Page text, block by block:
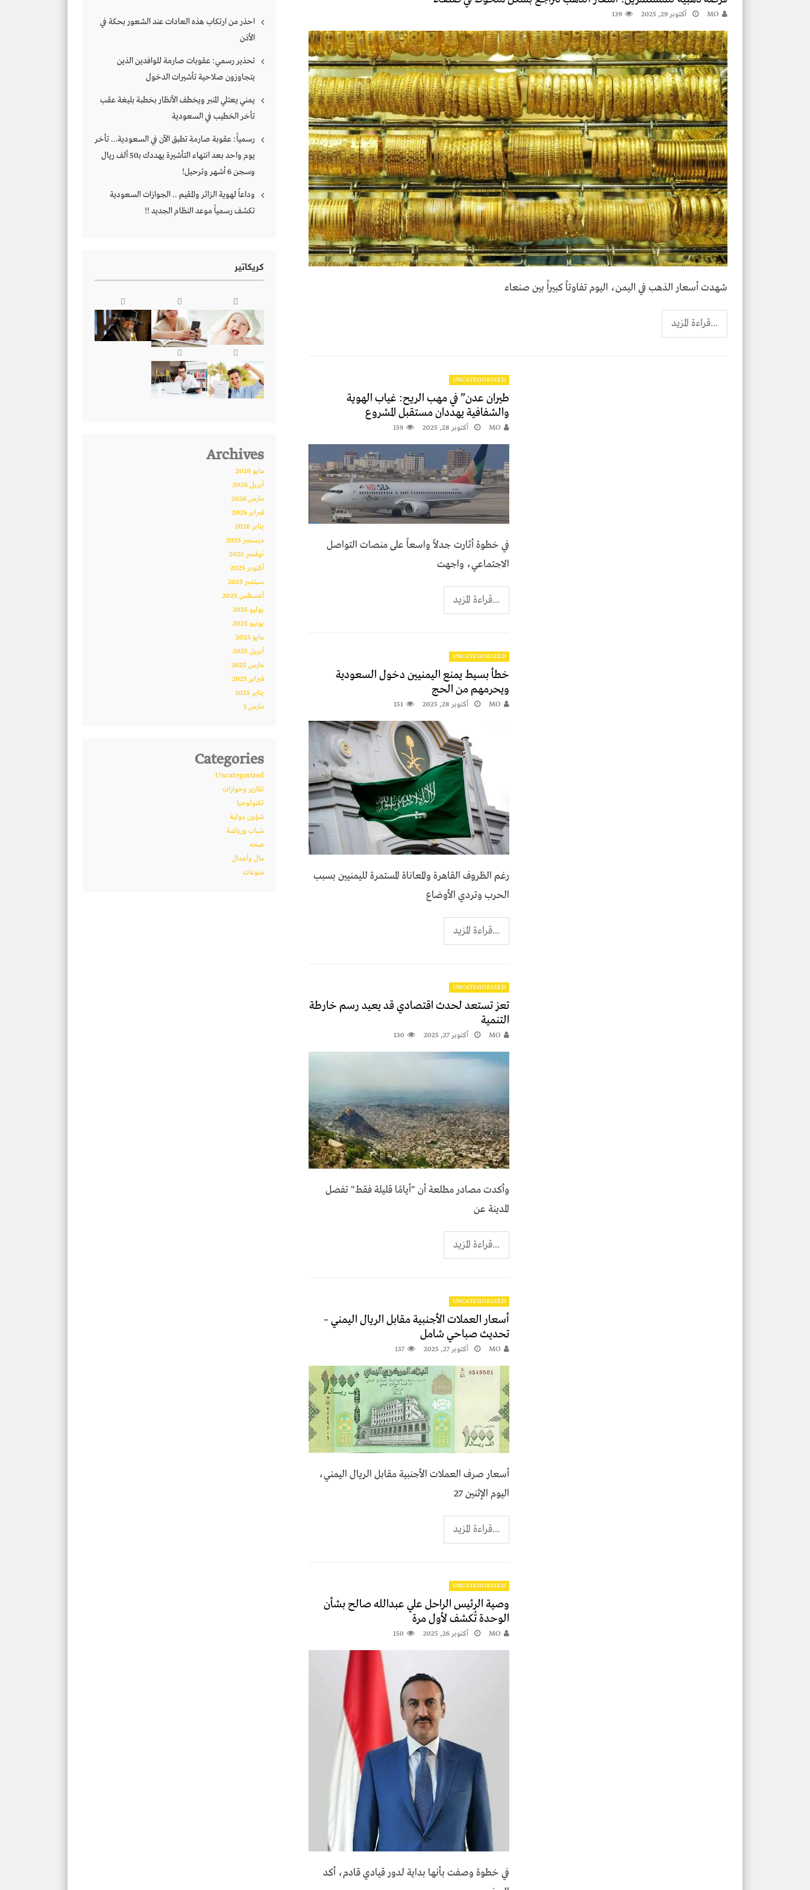
MO أكتوبر 29, 2025 139
شهدت أسعار الذهب في اليمن، اليوم تفاوتاً كبيراً بين صنعاء
...قراءة المزيد
UNCATEGORIZED
طيران عدن” في مهب الريح: غياب الهوية
والشفافية يهددان مستقبل المشروع
MO أكتوبر 28, 2025 159
في خطوة أثارت جدلاً واسعاً على منصات التواصل
الاجتماعي، واجهت
...قراءة المزيد
UNCATEGORIZED
خطأ بسيط يمنع اليمنيين دخول السعودية
ويحرمهم من الحج
MO أكتوبر 28, 2025 151
رغم الظروف القاهرة والمعاناة المستمرة لليمنيين بسبب
الحرب وتردي الأوضاع
...قراءة المزيد
UNCATEGORIZED
تعز تستعد لحدث اقتصادي قد يعيد رسم خارطة
التنمية
MO أكتوبر 27, 2025 130
وأكدت مصادر مطلعة أن "أيامًا قليلة فقط" تفصل
المدينة عن
...قراءة المزيد
UNCATEGORIZED
أسعار العملات الأجنبية مقابل الريال اليمني –
تحديث صباحي شامل
MO أكتوبر 27, 2025 137
أسعار صرف العملات الأجنبية مقابل الريال اليمني،
اليوم الإثنين 27
...قراءة المزيد
UNCATEGORIZED
وصية الرئيس الراحل علي عبدالله صالح بشأن
الوحدة تُكشف لأول مرة
MO أكتوبر 26, 2025 150
​في خطوة وصفت بأنها بداية لدور قيادي قادم، أكد
احذر من ارتكاب هذه العادات عند الشعور بحكة في
الأذن
تحذير رسمي: عقوبات صارمة للوافدين الذين
يتجاوزون صلاحية تأشيرات الدخول
يمني يعتلي المنبر ويخطف الأنظار بخطبة بليغة عقب
تأخر الخطيب في السعودية
رسمياً: عقوبة صارمة تطبق الآن في السعودية… تأخر
يوم واحد بعد انتهاء التأشيرة يهددك بـ50 ألف ريال
وسجن 6 أشهر وترحيل!
وداعاً لهوية الزائر والمقيم .. الجوازات السعودية
تكشف رسمياً موعد النظام الجديد !!
كريكاتير
Archives
مايو 2026
أبريل 2026
مارس 2026
فبراير 2026
يناير 2026
ديسمبر 2025
نوفمبر 2025
أكتوبر 2025
سبتمبر 2025
أغسطس 2025
يوليو 2025
يونيو 2025
مايو 2025
أبريل 2025
مارس 2025
فبراير 2025
يناير 2025
مارس 1
Categories
Uncategorized
تقارير وحوارات
تكنولوجيا
شؤون دولية
شباب ورياضة
صحه
مال وأعمال
منوعات